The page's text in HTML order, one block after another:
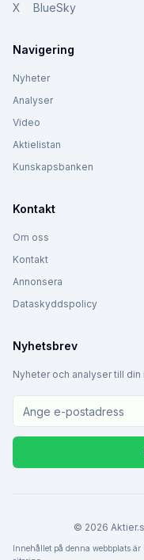
X BlueSky
Navigering
Nyheter
Analyser
Video
Aktielistan
Kunskapsbanken
Kontakt
Om oss
Kontakt
Annonsera
Dataskyddspolicy
Nyhetsbrev
Nyheter och analyser till din
© 2026
Innehållet på denna webbplats